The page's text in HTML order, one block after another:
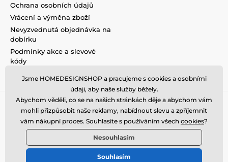
Ochrana osobních údajů
Vrácení a výměna zboží
Nevyzvednutá objednávka na
dobírku
Podmínky akce a slevové
kódy
Jsme HOMEDESIGNSHOP a pracujeme s cookies a osobními
údaji, aby naše služby běžely.
Abychom věděli, co se na našich stránkách děje a abychom vám
mohli přizpůsobit naše reklamy, nabídnout slevu a zpříjemnit
vám nákupní proces. Souhlasíte s používáním všech cookies?
Nesouhlasím
Souhlasím